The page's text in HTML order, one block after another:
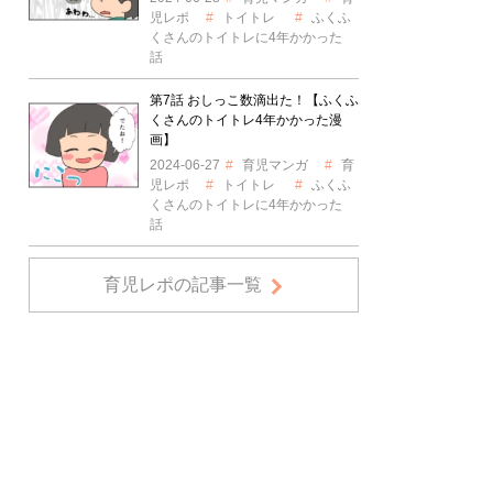
児レポ
トイトレ
ふくふ
くさんのトイトレに4年かかった
話
第7話 おしっこ数滴出た！【ふくふ
くさんのトイトレ4年かかった漫
画】
2024-06-27
育児マンガ
育
児レポ
トイトレ
ふくふ
くさんのトイトレに4年かかった
話
育児レポの記事一覧